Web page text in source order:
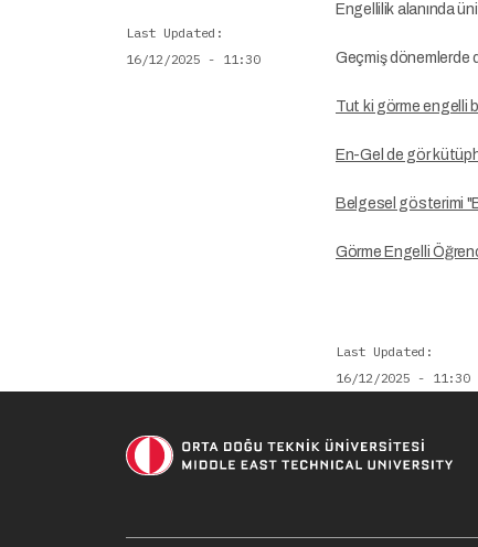
Engellilik alanında
Geçmiş dönemlerde
Tut ki görme engelli
En-Gel de gör
Belgesel gösterimi
Görme Engelli
Last Updated
16/12/2025 - 11:30
Last Updated
16/12/2025 - 11:30